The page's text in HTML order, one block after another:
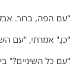
"עם הפה, ברור.
"כן," אמרתי, "עם
"עם כל השיניים?"